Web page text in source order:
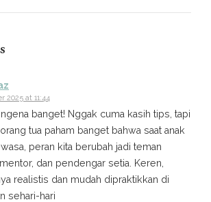
2025 at 11:44
banget! Nggak cuma kasih tips, tapi
tua paham banget bahwa saat anak
peran kita berubah jadi teman
dan pendengar setia. Keren,
realistis dan mudah dipraktikkan di
sehari-hari